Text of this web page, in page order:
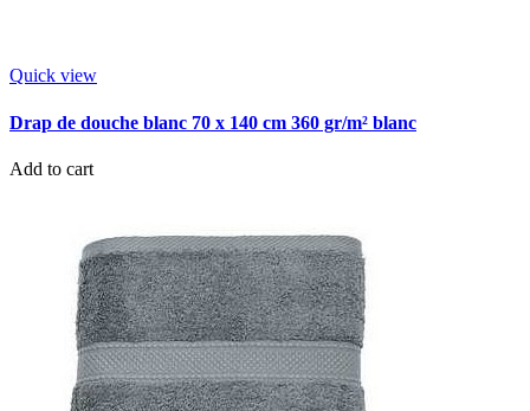
Quick view
Drap de douche blanc 70 x 140 cm 360 gr/m² blanc
Add to cart